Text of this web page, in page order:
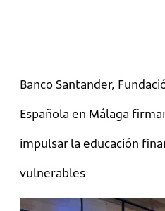
Banco Santander,
Española en Málaga
impulsar la educación
vulnerables